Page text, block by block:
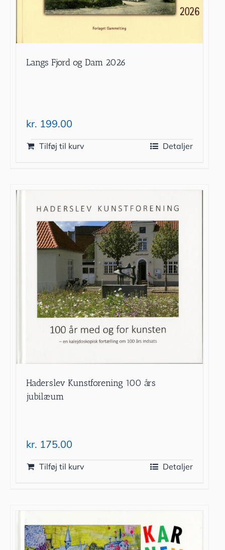
Langs Fjord og Dam 2026
kr. 199.00
Tilføj til kurv Detaljer
Haderslev Kunstforening 100 års
jubilæum
kr. 175.00
Tilføj til kurv Detaljer